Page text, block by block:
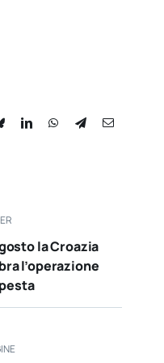
la Croazia
l’operazione